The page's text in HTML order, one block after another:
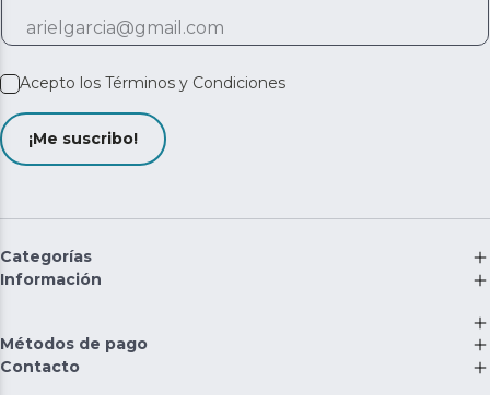
Acepto los Términos y Condiciones
¡Me suscribo!
Categorías
Información
Métodos de pago
Contacto